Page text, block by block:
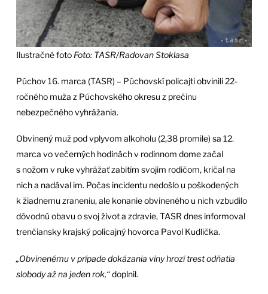
Ilustračné foto Foto: TASR/Radovan Stoklasa
Púchov 16. marca (TASR) – Púchovskí policajti obvinili 22-
ročného muža z Púchovského okresu z prečinu
nebezpečného vyhrážania.
Obvinený muž pod vplyvom alkoholu (2,38 promile) sa 12.
marca vo večerných hodinách v rodinnom dome začal
s nožom v ruke vyhrážať zabitím svojim rodičom, kričal na
nich a nadával im. Počas incidentu nedošlo u poškodených
k žiadnemu zraneniu, ale konanie obvineného u nich vzbudilo
dôvodnú obavu o svoj život a zdravie, TASR dnes informoval
trenčiansky krajský policajný hovorca Pavol Kudlička.
„Obvinenému v prípade dokázania viny hrozí trest odňatia
slobody až na jeden rok,“doplnil.